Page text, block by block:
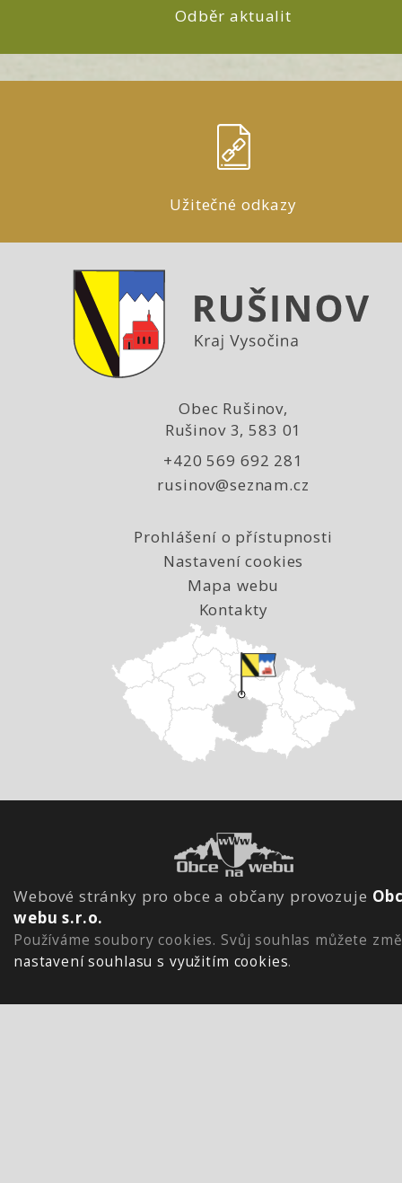
Odběr aktualit
Užitečné odkazy
Obec Rušinov,
Rušinov 3, 583 01
+420 569 692 281
rusinov@seznam.cz
Prohlášení o přístupnosti
Nastavení cookies
Mapa webu
Kontakty
Webové stránky pro obce a občany provozuje
webu s.r.o.
Používáme soubory cookies. Svůj souhlas můžete
nastavení souhlasu s využitím cookies.